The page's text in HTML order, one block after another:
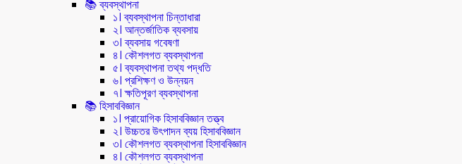
📚 ব্যবস্থাপনা
১। ব্যবস্থাপনা চিন্তাধারা
২। আন্তর্জাতিক ব্যবসায়
৩। ব্যবসায় গবেষণা
৪। কৌশলগত ব্যবস্থাপনা
৫। ব্যবস্থাপনা তথ্য পদ্ধতি
৬। প্রশিক্ষণ ও উন্নয়ন
৭। ক্ষতিপূরণ ব্যবস্থাপনা
📚 হিসাববিজ্ঞান
১। প্রায়োগিক হিসাববিজ্ঞান তত্ত্ব
২। উচ্চতর উৎপাদন ব্যয় হিসাববিজ্ঞান
৩। কৌশলগত ব্যবস্থাপনা হিসাববিজ্ঞান
৪। কৌশলগত ব্যবস্থাপনা